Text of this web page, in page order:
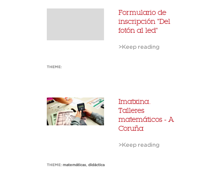
Formulario de
inscripción "Del
fotón al led"
>Keep reading
THEME:
Imatxina.
Talleres
matemáticos - A
Coruña
>Keep reading
THEME: matemáticas, didáctica